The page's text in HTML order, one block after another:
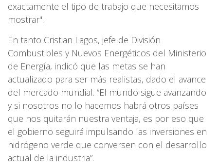
exactamente el tipo de trabajo que necesitamos
mostrar".
En tanto Cristian Lagos, jefe de División
Combustibles y Nuevos Energéticos del Ministerio
de Energía, indicó que las metas se han
actualizado para ser más realistas, dado el avance
del mercado mundial. “El mundo sigue avanzando
y si nosotros no lo hacemos habrá otros países
que nos quitarán nuestra ventaja, es por eso que
el gobierno seguirá impulsando las inversiones en
hidrógeno verde que conversen con el desarrollo
actual de la industria”.